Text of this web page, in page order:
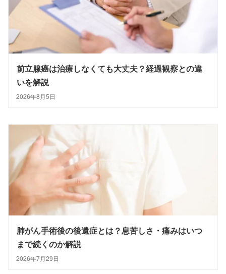
前立腺癌は治療しなくても大丈夫？経過観察との違
いを解説
2026年8月5日
肺がん手術後の後遺症とは？息苦しさ・痛みはいつ
まで続くのか解説
2026年7月29日